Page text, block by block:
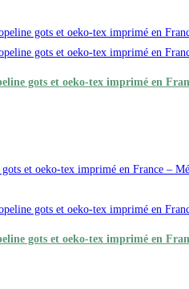
gots et oeko-tex imprimé en
gots et oeko-tex imprimé en